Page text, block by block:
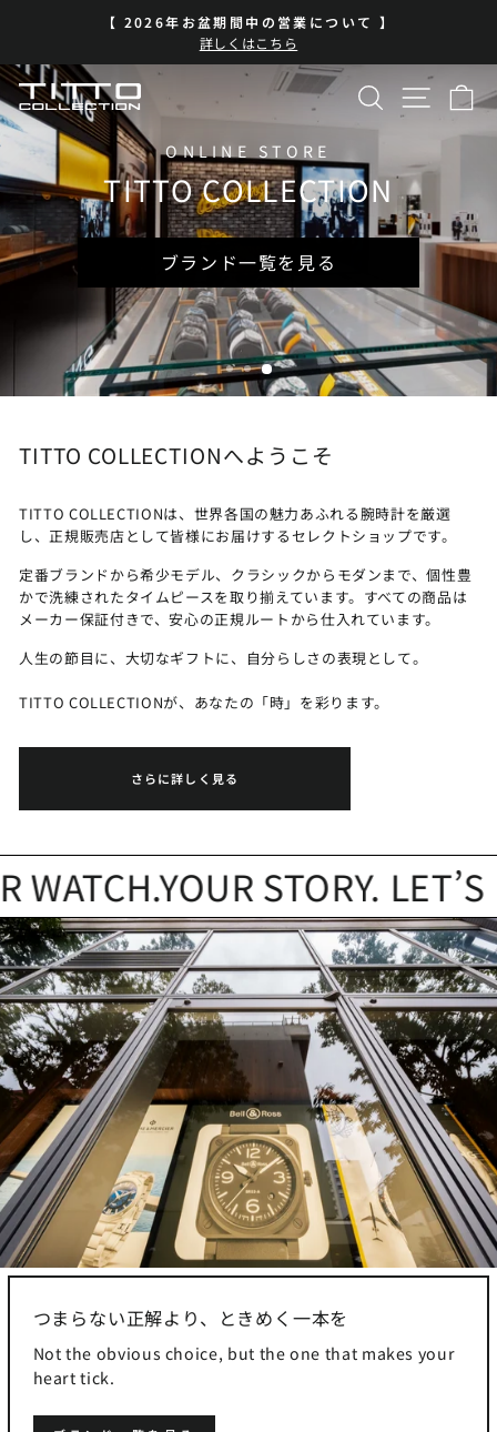
ン
ツ
に
ス
ッ
プ
TITTO
COLLECTION
検索 サイト
ス
ラ
イ
ー
を
一
時
停
止
【 2026年お盆期間中の営業について 】
詳しくはこちら
ONLINE STORE
TITTO COLLECTION
ブランド一覧を見る
TITTO COLLECTIONへようこそ
TITTO COLLECTIONは、世界各国の魅力あふれる腕時計を厳選
し、正規販売店として皆様にお届けするセレクトショップです。
定番ブランドから希少モデル、クラシックからモダンまで、個性豊
かで洗練されたタイムピースを取り揃えています。すべての商品は
メーカー保証付きで、安心の正規ルートから仕入れています。
人生の節目に、大切なギフトに、自分らしさの表現として。
TITTO COLLECTIONが、あなたの「時」を彩ります。
さらに詳しく見る
STORY. LET’S
つまらない正解より、ときめく一本を
Not the obvious choice, but the one that makes your
heart tick.